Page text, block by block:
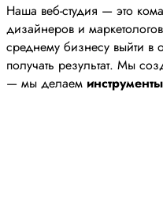
Наша веб-студия — это
дизайнеров и
среднему бизнесу выйти в
получать результат. Мы
— мы делаем